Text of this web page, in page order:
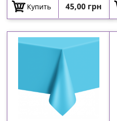
Купить Цена
45,00 грн